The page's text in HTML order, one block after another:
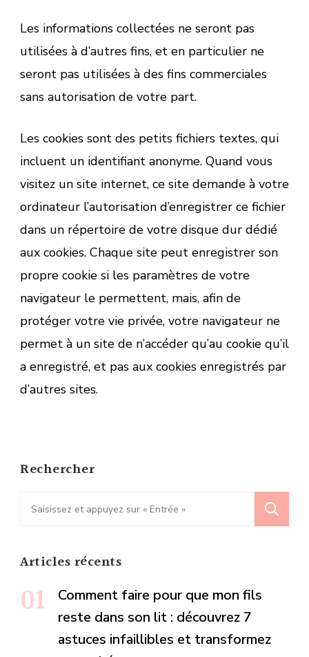
Les informations collectées ne seront pas
utilisées à d’autres fins, et en particulier ne
seront pas utilisées à des fins commerciales
sans autorisation de votre part.
Les cookies sont des petits fichiers textes, qui
incluent un identifiant anonyme. Quand vous
visitez un site internet, ce site demande à votre
ordinateur l’autorisation d’enregistrer ce fichier
dans un répertoire de votre disque dur dédié
aux cookies. Chaque site peut enregistrer son
propre cookie si les paramètres de votre
navigateur le permettent, mais, afin de
protéger votre vie privée, votre navigateur ne
permet à un site de n’accéder qu’au cookie qu’il
a enregistré, et pas aux cookies enregistrés par
d’autres sites.
Rechercher
Recherche
pour
Articles récents
Comment faire pour que mon fils
reste dans son lit : découvrez 7
astuces infaillibles et transformez